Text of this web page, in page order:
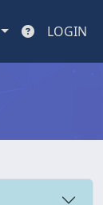
LOGIN